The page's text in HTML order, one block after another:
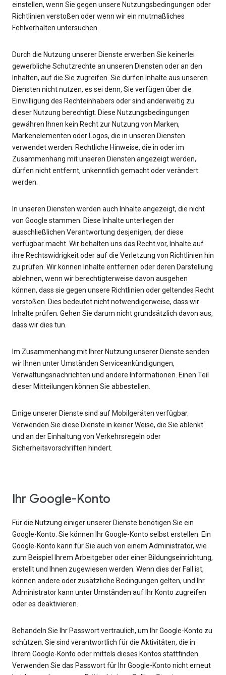
einstellen, wenn Sie gegen unsere Nutzungsbedingungen oder
Richtlinien verstoßen oder wenn wir ein mutmaßliches
Fehlverhalten untersuchen.
Durch die Nutzung unserer Dienste erwerben Sie keinerlei
gewerbliche Schutzrechte an unseren Diensten oder an den
Inhalten, auf die Sie zugreifen. Sie dürfen Inhalte aus unseren
Diensten nicht nutzen, es sei denn, Sie verfügen über die
Einwilligung des Rechteinhabers oder sind anderweitig zu
dieser Nutzung berechtigt. Diese Nutzungsbedingungen
gewähren Ihnen kein Recht zur Nutzung von Marken,
Markenelementen oder Logos, die in unseren Diensten
verwendet werden. Rechtliche Hinweise, die in oder im
Zusammenhang mit unseren Diensten angezeigt werden,
dürfen nicht entfernt, unkenntlich gemacht oder verändert
werden.
In unseren Diensten werden auch Inhalte angezeigt, die nicht
von Google stammen. Diese Inhalte unterliegen der
ausschließlichen Verantwortung desjenigen, der diese
verfügbar macht. Wir behalten uns das Recht vor, Inhalte auf
ihre Rechtswidrigkeit oder auf die Verletzung von Richtlinien hin
zu prüfen. Wir können Inhalte entfernen oder deren Darstellung
ablehnen, wenn wir berechtigterweise davon ausgehen
können, dass sie gegen unsere Richtlinien oder geltendes Recht
verstoßen. Dies bedeutet nicht notwendigerweise, dass wir
Inhalte prüfen. Gehen Sie darum nicht grundsätzlich davon aus,
dass wir dies tun.
Im Zusammenhang mit Ihrer Nutzung unserer Dienste senden
wir Ihnen unter Umständen Serviceankündigungen,
Verwaltungsnachrichten und andere Informationen. Einen Teil
dieser Mitteilungen können Sie abbestellen.
Einige unserer Dienste sind auf Mobilgeräten verfügbar.
Verwenden Sie diese Dienste in keiner Weise, die Sie ablenkt
und an der Einhaltung von Verkehrsregeln oder
Sicherheitsvorschriften hindert.
Ihr Google-Konto
Für die Nutzung einiger unserer Dienste benötigen Sie ein
Google-Konto. Sie können Ihr Google-Konto selbst erstellen. Ein
Google-Konto kann für Sie auch von einem Administrator, wie
zum Beispiel Ihrem Arbeitgeber oder einer Bildungseinrichtung,
erstellt und Ihnen zugewiesen werden. Wenn dies der Fall ist,
können andere oder zusätzliche Bedingungen gelten, und Ihr
Administrator kann unter Umständen auf Ihr Konto zugreifen
oder es deaktivieren.
Behandeln Sie Ihr Passwort vertraulich, um Ihr Google-Konto zu
schützen. Sie sind verantwortlich für die Aktivitäten, die in
Ihrem Google-Konto oder mittels dieses Kontos stattfinden.
Verwenden Sie das Passwort für Ihr Google-Konto nicht erneut